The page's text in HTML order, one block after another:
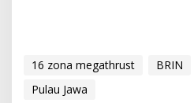
16 zona megathrust BRIN
Pulau Jawa